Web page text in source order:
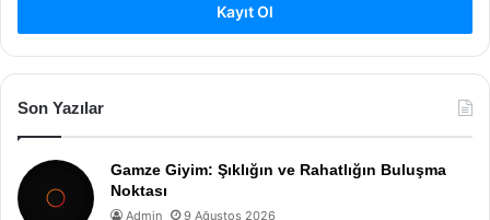
Kayıt Ol
Son Yazılar
Gamze Giyim: Şıklığın ve Rahatlığın Buluşma
Noktası
Admin 9 Ağustos 2026